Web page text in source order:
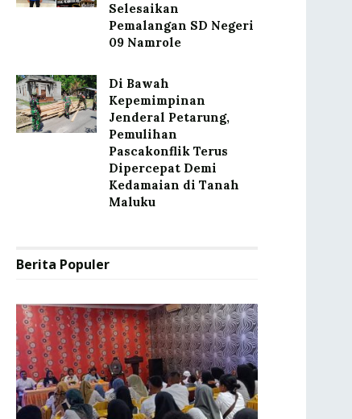
Selesaikan
Pemalangan SD Negeri
09 Namrole
Di Bawah
Kepemimpinan
Jenderal Petarung,
Pemulihan
Pascakonflik Terus
Dipercepat Demi
Kedamaian di Tanah
Maluku
Berita Populer